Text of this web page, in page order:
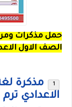
حمل مذكرات
الصف الاول
مذكرة
الاعدادي ترم ثان 2019 لمستر